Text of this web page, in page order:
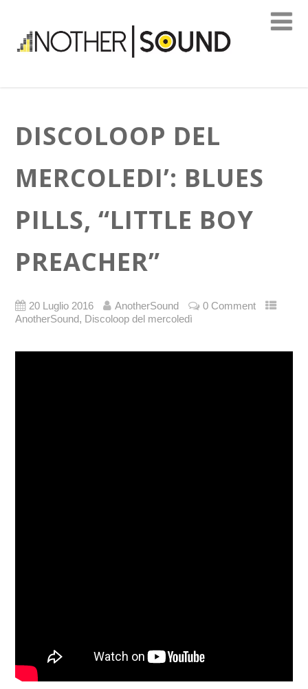
DISCOLOOP DEL
MERCOLEDI’: BLUES
PILLS, “LITTLE BOY
PREACHER”
20 Luglio 2016 AnotherSound
0 Comment
AnotherSound, Discoloop del mercoledì